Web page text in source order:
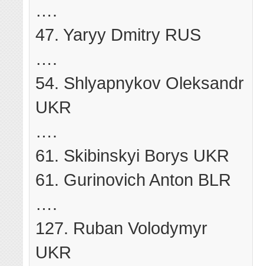
….
47. Yaryy Dmitry RUS
….
54. Shlyapnykov Oleksandr
UKR
….
61. Skibinskyi Borys UKR
61. Gurinovich Anton BLR
….
127. Ruban Volodymyr
UKR